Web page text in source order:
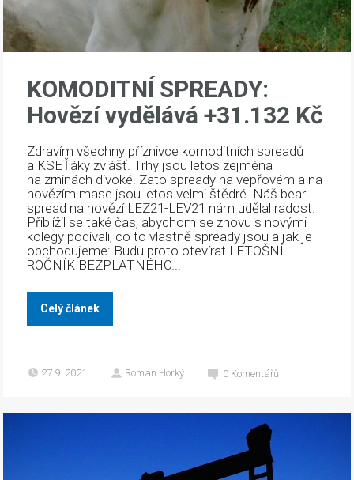
KOMODITNÍ SPREADY:
Hovězí vydělává +31.132 Kč
Zdravím všechny příznivce komoditních spreadů
a KSEŤáky zvlášť. Trhy jsou letos zejména
na zrninách divoké. Zato spready na vepřovém a na
hovězím mase jsou letos velmi štědré. Náš bear
spread na hovězí LEZ21-LEV21 nám udělal radost.
Přiblížil se také čas, abychom se znovu s novými
kolegy podívali, co to vlastně spready jsou a jak je
obchodujeme: Budu proto otevírat LETOŠNÍ
ROČNÍK BEZPLATNÉHO...
Celý článek
27.9. 2021 Roman Horký 0 Komentářů